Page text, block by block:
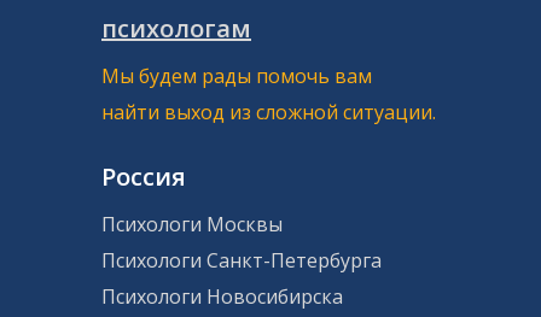
психологам
Мы будем рады помочь вам
найти выход из сложной ситуации.
Россия
Психологи Москвы
Психологи Санкт-Петербурга
Психологи Новосибирска